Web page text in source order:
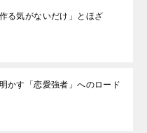
る気がないだけ」とほざ
かす「恋愛強者」へのロード